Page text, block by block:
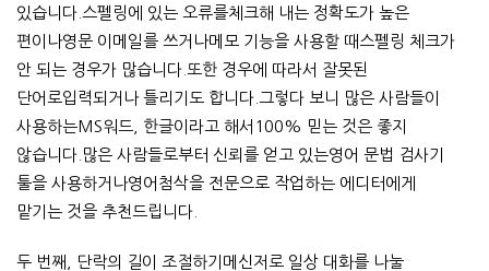
있습니다.스펠링에 있는 오류를체크해 내는 정확도가 높은
편이나영문 이메일를 쓰거나메모 기능을 사용할 때스펠링 체크가
안 되는 경우가 많습니다.또한 경우에 따라서 잘못된
단어로입력되거나 틀리기도 합니다.그렇다 보니 많은 사람들이
사용하는MS워드, 한글이라고 해서100% 믿는 것은 좋지
않습니다.많은 사람들로부터 신뢰를 얻고 있는영어 문법 검사기
툴을 사용하거나영어첨삭을 전문으로 작업하는 에디터에게
맡기는 것을 추천드립니다.
두 번째, 단락의 길이 조절하기메신저로 일상 대화를 나눌